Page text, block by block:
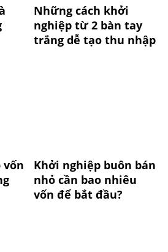
Những cách khởi
nghiệp từ 2 bàn tay
trắng dễ tạo thu nhập
vốn
Khởi nghiệp buôn bán
nhỏ cần bao nhiêu
vốn để bắt đầu?